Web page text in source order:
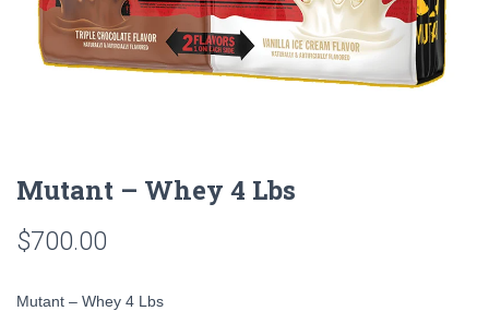
Mutant – Whey 4 Lbs
$700.00
Mutant – Whey 4 Lbs